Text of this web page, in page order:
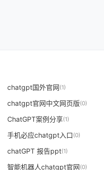
chatgpt国外官网(1)
chatgpt官网中文网页版(0)
ChatGPT案例分享(1)
手机必应chatgpt入口(0)
chatGPT 报告ppt(1)
智能机器人chatgpt官网(0)